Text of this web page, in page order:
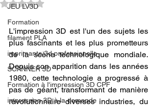
JEU LV3D
Formation
filament PLA
imprimante 3d professionelle
SCANNER 3D
Formation à l'impression 3D CPF
impression 3D à la demande
Noté NaN étoiles sur 5.
L'impression 3D est l'un des sujets les
plus fascinants et les plus prometteurs
de la scène technologique mondiale.
Depuis son apparition dans les années
1980, cette technologie a progressé à
pas de géant, transformant de manière
révolutionnaire diverses industries, du